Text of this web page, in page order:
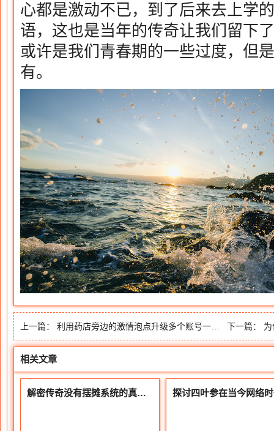
心都是激动不已，到了后来去上学
语，这也是当年的传奇让我们留下
或许是我们青春期的一些过度，但
有。
上一篇： 利用药店旁边的激情泡点升级多个账号一起挂领取等级奖励和材料 下一篇： 为
相关文章
解密传奇没有摆摊系统的真实原因